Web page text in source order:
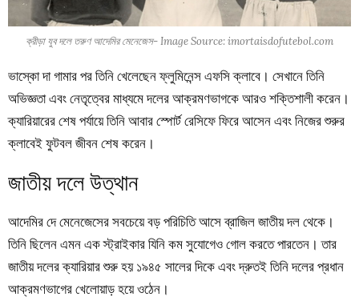
ক্রীড়া যুব দলে তরুণ আদেমির মেনেজেস- Image Source: imortaisdofutebol.com
ভাস্কো দা গামার পর তিনি খেলেছেন ফ্লুমিনেন্স এফসি ক্লাবে। সেখানে তিনি
অভিজ্ঞতা এবং নেতৃত্বের মাধ্যমে দলের আক্রমণভাগকে আরও শক্তিশালী করেন।
ক্যারিয়ারের শেষ পর্যায়ে তিনি আবার স্পোর্ট রেসিফে ফিরে আসেন এবং নিজের শুরুর
ক্লাবেই ফুটবল জীবন শেষ করেন।
জাতীয় দলে উত্থান
আদেমির দে মেনেজেসের সবচেয়ে বড় পরিচিতি আসে ব্রাজিল জাতীয় দল থেকে।
তিনি ছিলেন এমন এক স্ট্রাইকার যিনি কম সুযোগেও গোল করতে পারতেন। তার
জাতীয় দলের ক্যারিয়ার শুরু হয় ১৯৪৫ সালের দিকে এবং দ্রুতই তিনি দলের প্রধান
আক্রমণভাগের খেলোয়াড় হয়ে ওঠেন।